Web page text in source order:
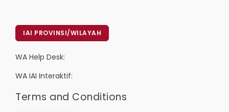
IAI PROVINSI/WILAYAH
WA Help Desk:
WA IAI Interaktif:
Terms and Conditions